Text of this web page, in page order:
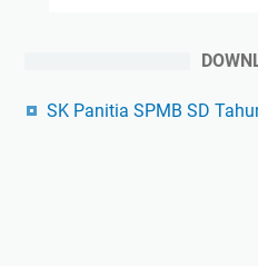
SK Panitia SPMB SD